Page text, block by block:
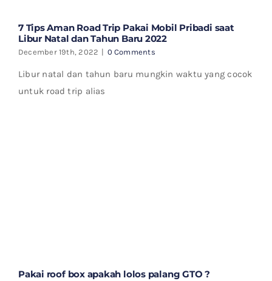
7 Tips Aman Road Trip Pakai Mobil Pribadi saat
Libur Natal dan Tahun Baru 2022
December 19th, 2022 | 0 Comments
Libur natal dan tahun baru mungkin waktu yang cocok
untuk road trip alias
Pakai roof box apakah lolos palang GTO ?